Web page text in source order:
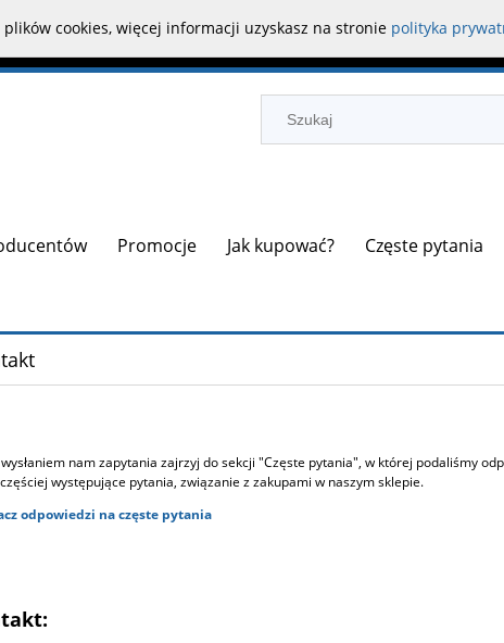
Promocje Jak kupować? Częste pytania
nam zapytania zajrzyj do sekcji "Częste pytania", w której podaliśmy
występujące pytania, związanie z zakupami w naszym sklepie.
odpowiedzi na częste pytania
cookies, więcej informacji uzyskasz na stronie polityka